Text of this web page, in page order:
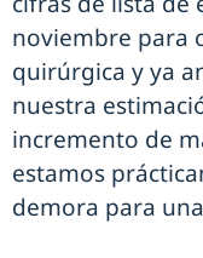
noviembre para
quirúrgica y ya
nuestra
incremento de
estamos
demora para